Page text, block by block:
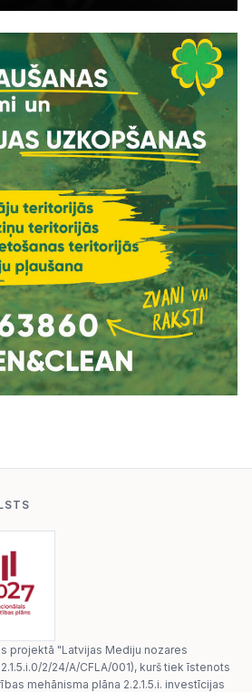
projektā "Latvijas Mediju nozares
2/24/A/CFLA/001), kurš tiek īstenots
mehānisma plāna 2.2.1.5.i. investīcijas